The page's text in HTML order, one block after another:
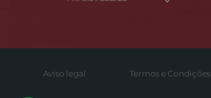
Aviso legal Termos e Condições